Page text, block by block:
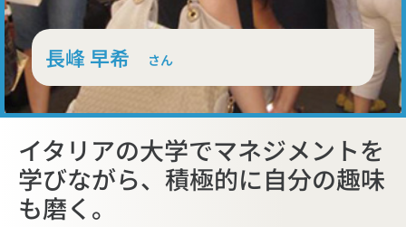
長峰 早希 さん
イタリアの大学でマネジメントを
学びながら、積極的に自分の趣味
も磨く。